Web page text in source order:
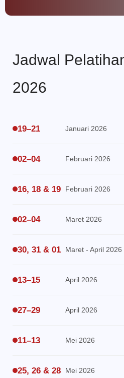
Jadwal
2026
19–21 Januari 2026
02–04 Februari 2026
16, 18 & 19 Februari 2026
02–04 Maret 2026
30, 31 & 01 Maret - April 2026
13–15 April 2026
27–29 April 2026
11–13 Mei 2026
25, 26 & 28 Mei 2026